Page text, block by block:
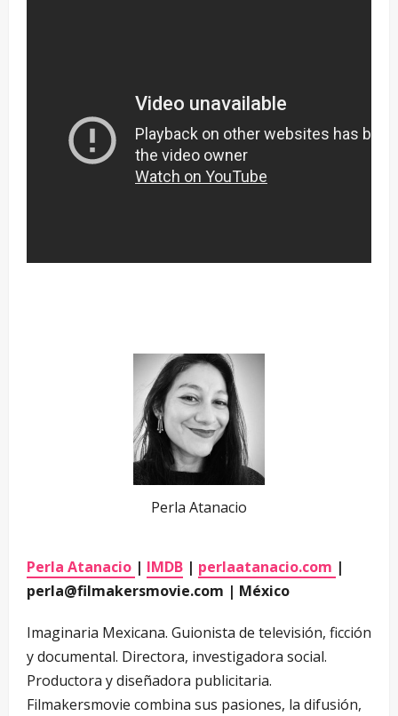
Perla Atanacio
Perla Atanacio | IMDB | perlaatanacio.com |
perla@filmakersmovie.com | México
Imaginaria Mexicana. Guionista de televisión, ficción
y documental. Directora, investigadora social.
Productora y diseñadora publicitaria.
Filmakersmovie combina sus pasiones, la difusión,